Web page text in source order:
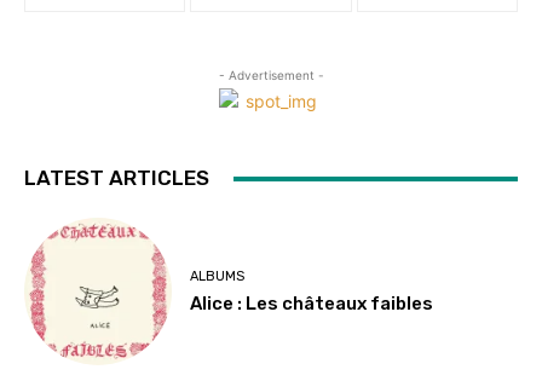
- Advertisement -
LATEST ARTICLES
ALBUMS
Alice : Les châteaux faibles